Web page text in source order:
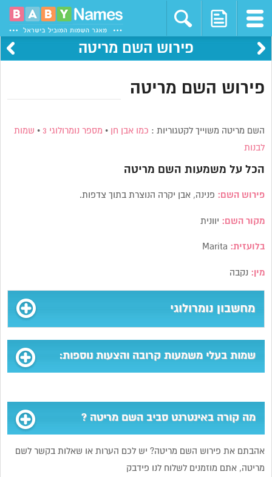
פירוש השם מריטה
פירוש השם מריטה
השם מריטה משוייך לקטגוריות : כמו אבן חן • מספר נומרולוגי 3 • שמות
לבנות
הכל על משמעות השם מריטה
פירוש השם: פנינה, אבן יקרה הנוצרת בתוך צדפות.
מקור השם: יוונית
בלועזית:
מין: נקבה
מחשבון נומרולוגי
שמות בעלי משמעות קרובה והצעות נוספות:
מה קורה באינטרנט סביב השם מריטה ?
אהבתם את פירוש השם מריטה? יש לכם הערות או שאלות בקשר לשם
מריטה, אתם מוזמנים לשלוח לנו פידבק